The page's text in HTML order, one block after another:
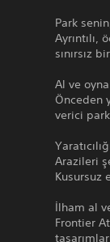
Park
Ayrıntılı,
sınırsız
Al ve
Önceden
verici
Arazileri
Kusursuz
İlham al
Frontier